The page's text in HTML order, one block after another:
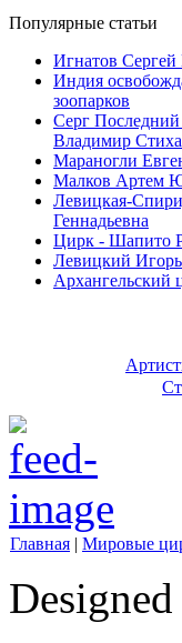
Популярные cтатьи
Игнатов
Индия
зоопарков
Серг
Владимир
Мараногли
Малков Артем
Левицкая-
Геннадьевна
Цирк - Шапито
Левицкий
Архангельский
Главная | Мировые